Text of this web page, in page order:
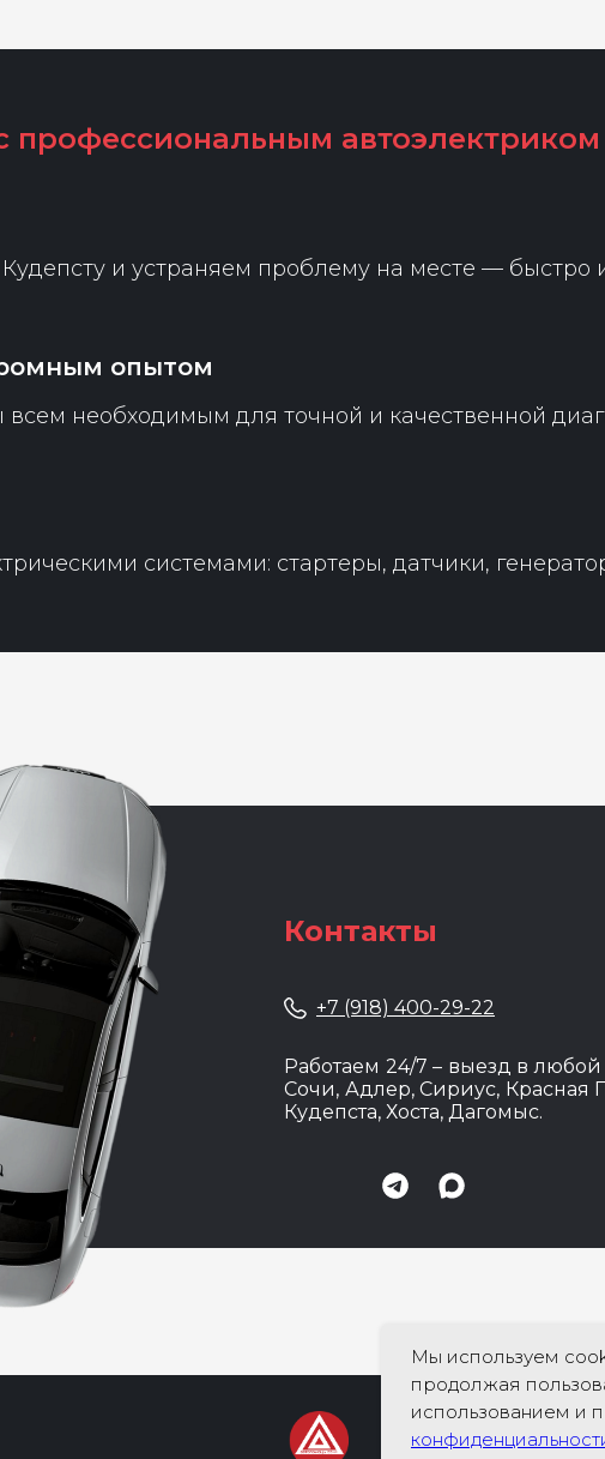
автоэлектриком
и устраняем проблему на месте — быстро
опытом
необходимым для точной и качественной
системами: стартеры, датчики,
Контакты
+7 (918) 400-29-22
Работаем 24/7 – выезд в любой
Сочи, Адлер, Сириус, Красная
Кудепста, Хоста, Дагомыс.
Мы используем
продолжая
использованием и